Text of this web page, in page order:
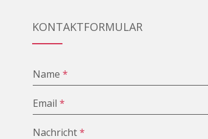
KONTAKTFORMULAR
Name *
Email *
Nachricht*